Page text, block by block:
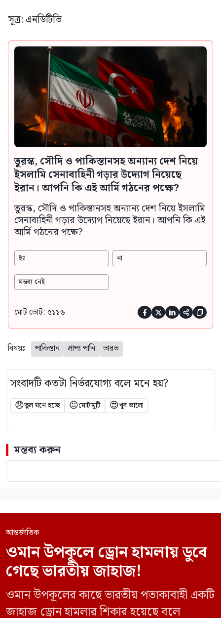
সূত্র: এনডিটিভি
তুরস্ক, সৌদি ও পাকিস্তানসহ অন্যান্য দেশ নিয়ে
ইসলামি সেনাবাহিনী গড়ার উদ্যোগ নিয়েছে
ইরান। আপনি কি এই আর্মি গঠনের পক্ষে?
তুরস্ক, সৌদি ও পাকিস্তানসহ অন্যান্য দেশ নিয়ে ইসলামি
সেনাবাহিনী গড়ার উদ্যোগ নিয়েছে ইরান। আপনি কি এই
আর্মি গঠনের পক্ষে?
হ্যাঁ না
মন্তব্য নেই
মোট ভোট: ৫১১৬     
বিষয়ঃ পাকিস্তান প্রাপ্য পানি ভারত
সংবাদটি কতটা নির্ভরযোগ্য বলে মনে হয়?
😞ভুল মনে হচ্ছে 😐মোটামুটি 😍খুব ভালো
মন্তব্য করুন
আন্তর্জাতিক
ওমান উপকূলে ড্রোন হামলায় ডুবে
গেছে ভারতীয় জাহাজ!
ওমান উপকূলের কাছে ভারতীয় পতাকাবাহী একটি
জাহাজ ড্রোন হামলার শিকার হয়েছে বলে